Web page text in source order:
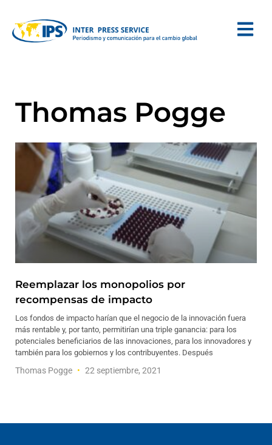
Thomas Pogge
Reemplazar los monopolios por
recompensas de impacto
Los fondos de impacto harían que el negocio de la innovación fuera
más rentable y, por tanto, permitirían una triple ganancia: para los
potenciales beneficiarios de las innovaciones, para los innovadores y
también para los gobiernos y los contribuyentes. Después
Thomas Pogge 22 septiembre, 2021